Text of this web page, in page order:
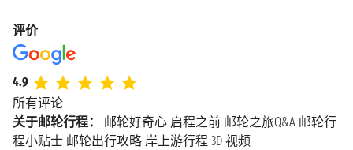
评价
4.9
所有评论
关于邮轮行程：
邮轮好奇心 启程之前 邮轮之旅Q&A 邮轮行
程小贴士 邮轮出行攻略 岸上游行程 3D 视频